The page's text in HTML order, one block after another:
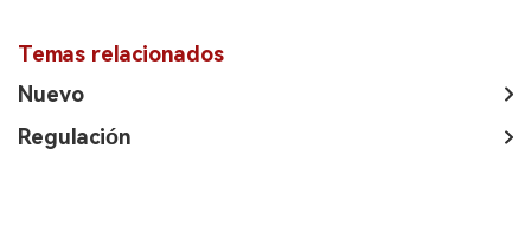
Temas relacionados
Nuevo
Regulación